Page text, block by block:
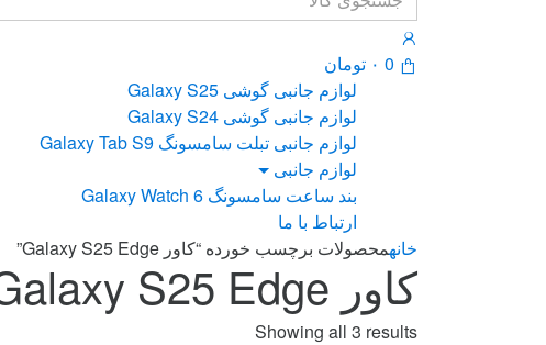
for:
0 ۰ تومان
لوازم جانبی گوشی Galaxy S25
لوازم جانبی گوشی Galaxy S24
لوازم جانبی تبلت سامسونگ Galaxy Tab S9
لوازم جانبی
بند ساعت سامسونگ Galaxy Watch 6
ارتباط با ما
خانهمحصولات برچسب خورده “کاور Galaxy S25 Edge”
کاور Galaxy S25 Edge
Showing all 3 results
Sorted